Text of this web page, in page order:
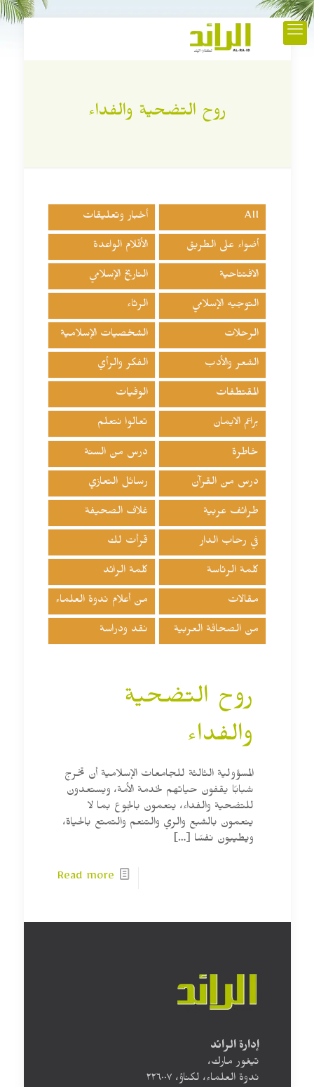
روح التضحية والفداء
All أخبار وتعليقات
أضواء على الطريق الأقلام الواعدة
الافتتاحية التاريخ الإسلامي
التوجيه الإسلامي الرثاء
الرحلات الشخصيات الإسلامية
الشعر والأدب الفكر والرأي
المقتطفات الوفيات
براعم الايمان تعالوا نتعلم
خاطرة درس من السنة
درس من القرآن رسائل التعازي
طرائف عربية غلاف الصحيفة
في رحاب الدار قرأت لك
كلمة الرئاسة كلمة الرائد
مقالات من أعلام ندوة العلماء
من الصحافة العربية نقد ودراسة
روح التضحية
والفداء
المسؤولية الثالثة للجامعات الإسلامية أن تخرج
شبابًا يقفون حياتهم لخدمة الأمة، ويستعدون
للتضحية والفداء، ينعمون بالجوع بما لا
ينعمون بالشبع والري والتنعم والتمتع بالحياة،
ويطيبون نفسًا […]
Read more
إدارة الرائد
تيغور مارك،
ندوة العلماء، لكناؤ، ۲۲٦۰۰۷